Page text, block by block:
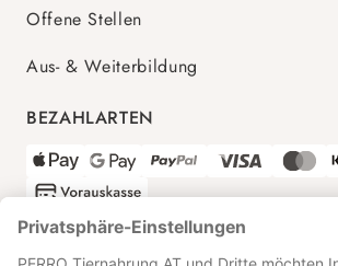
Offene Stellen
Aus- & Weiterbildung
BEZAHLARTEN
VERSANDPARTNER